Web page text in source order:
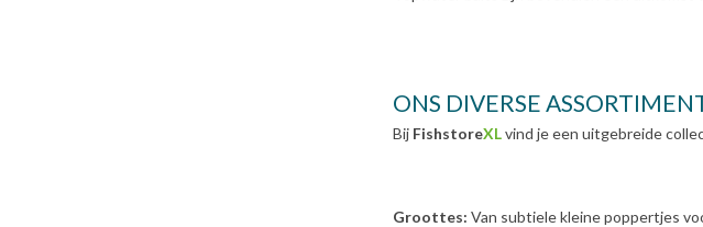
ONS DIVERSE
Bij FishstoreXLvind je een uitgebreide
Groottes: Van subtiele kleine poppertjes